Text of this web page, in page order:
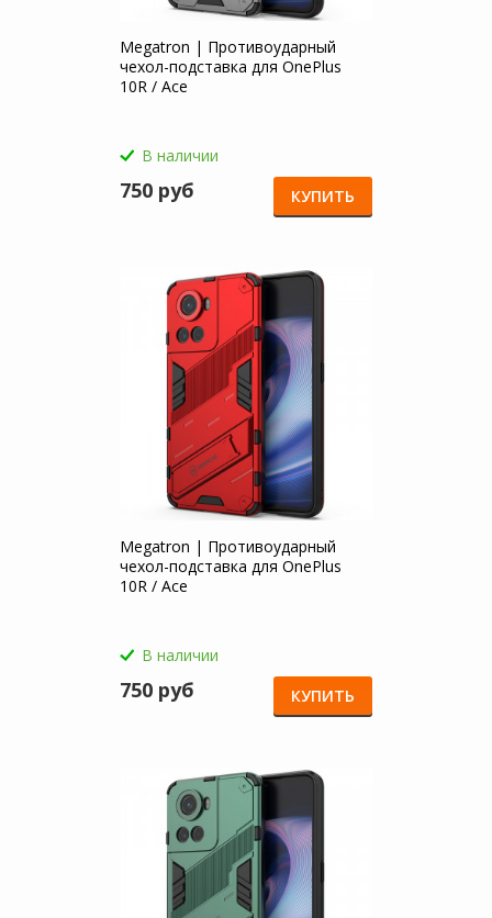
Megatron | Противоударный
чехол-подставка для OnePlus
10R / Ace
В наличии
750 руб КУПИТЬ
Megatron | Противоударный
чехол-подставка для OnePlus
10R / Ace
В наличии
750 руб КУПИТЬ